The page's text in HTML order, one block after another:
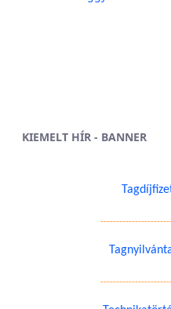
KIEMELT HÍR - BANNER